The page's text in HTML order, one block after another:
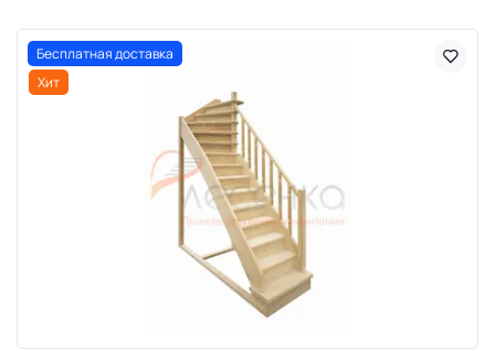
Бесплатная доставка
Хит